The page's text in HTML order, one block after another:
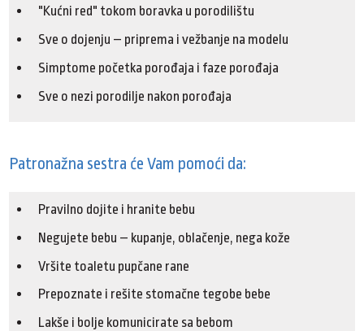
"Kućni red" tokom boravka u porodilištu
Sve o dojenju – priprema i vežbanje na modelu
Simptome početka porođaja i faze porođaja
Sve o nezi porodilje nakon porođaja
Patronažna sestra će Vam pomoći da:
Pravilno dojite i hranite bebu
Negujete bebu – kupanje, oblačenje, nega kože
Vršite toaletu pupčane rane
Prepoznate i rešite stomačne tegobe bebe
Lakše i bolje komunicirate sa bebom